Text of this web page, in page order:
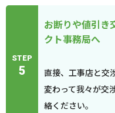
STEP
5
お断りや値引き
クト事務局へ
直接、工事店と交
変わって我々が交
絡ください。